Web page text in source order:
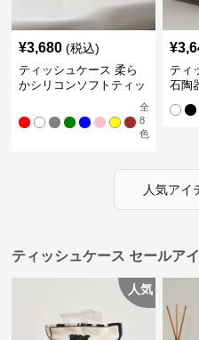
¥3,680 (税込)
ティッシュケース 柔ら
かシリコンソフトティッ
全
8
色
¥
ティ
石陶
人気アイ
ティッシュケース セールア
人気